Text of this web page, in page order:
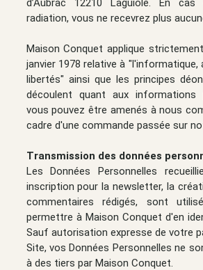
radiation, vous ne recevrez plus
Maison Conquet applique
janvier 1978 relative à "l'informatique,
libertés" ainsi que les principes
découlent quant aux informations
vous pouvez être amenés à nous
cadre d'une commande passée sur
Transmission des données
Les Données Personnelles
inscription pour la newsletter, la
commentaires rédigés, sont
permettre à Maison Conquet d'en
Sauf autorisation expresse de votre
Site, vos Données Personnelles ne
à des tiers par Maison Conquet.